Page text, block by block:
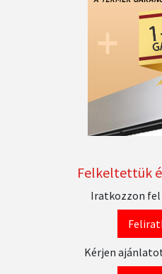
Felkeltettük
Iratkozzon
Kérjen